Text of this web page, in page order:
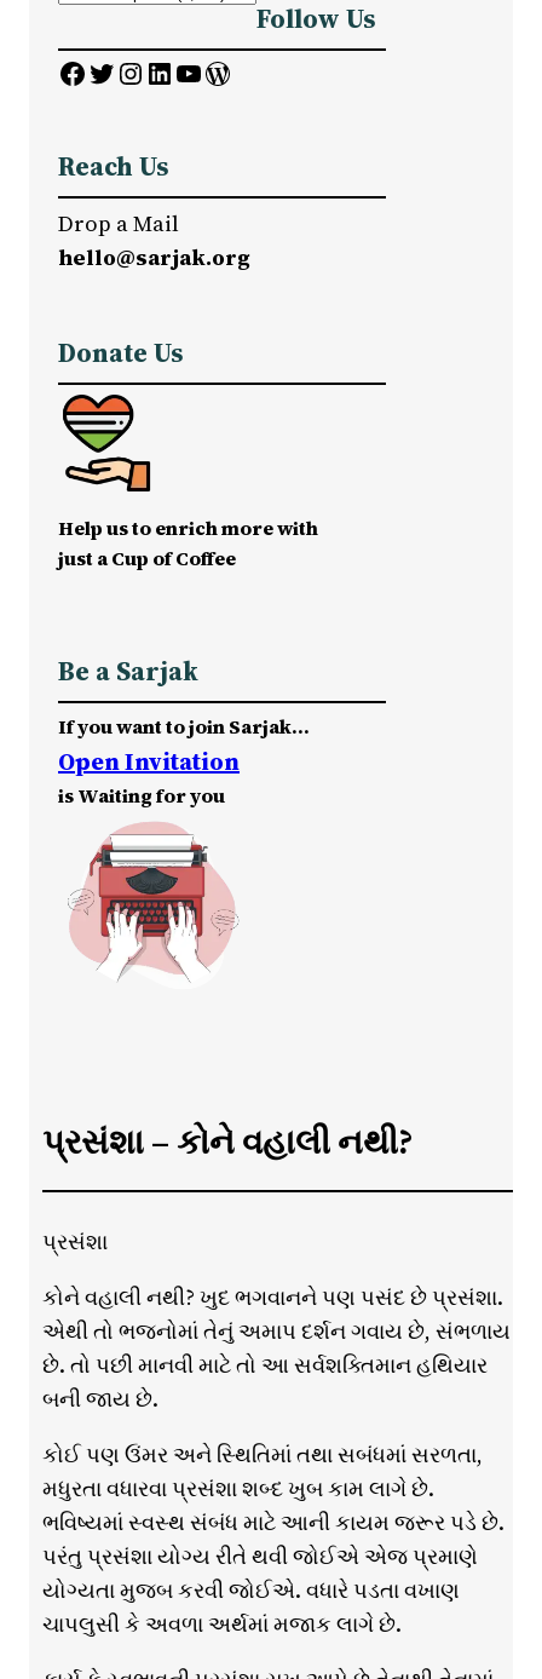
Follow Us
Facebook Twitter InstagramLinkedIn YouTube WordPress
Reach Us
Drop a Mail
hello@sarjak.org
Donate Us
Help us to enrich more with
just a Cup of Coffee
Be a Sarjak
If you want to join Sarjak…
Open Invitation
is Waiting for you
પ્રસંશા – કોને વહાલી નથી?
પ્રસંશા
કોને વહાલી નથી? ખુદ ભગવાનને પણ પસંદ છે પ્રસંશા.
એથી તો ભજનોમાં તેનું અમાપ દર્શન ગવાય છે, સંભળાય
છે. તો પછી માનવી માટે તો આ સર્વશક્તિમાન હથિયાર
બની જાય છે.
કોઈ પણ ઉંમર અને સ્થિતિમાં તથા સબંધમાં સરળતા,
મધુરતા વધારવા પ્રસંશા શબ્દ ખુબ કામ લાગે છે.
ભવિષ્યમાં સ્વસ્થ સંબંધ માટે આની કાયમ જરૂર પડે છે.
પરંતુ પ્રસંશા યોગ્ય રીતે થવી જોઈએ એજ પ્રમાણે
યોગ્યતા મુજબ કરવી જોઈએ. વધારે પડતા વખાણ
ચાપલુસી કે અવળા અર્થમાં મજાક લાગે છે.